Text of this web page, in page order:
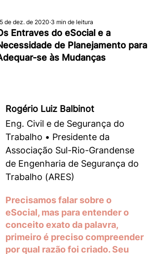
Entraves do eSocial e a
de Planejamento para
se às Mudanças
de dez. de 2020 3 min de leitura
Rogério Luiz Balbinot
Eng. Civil e de Segurança do
Trabalho • Presidente da
Associação Sul-Rio-Grandense
de Engenharia de Segurança do
Trabalho (ARES)
Precisamos falar sobre o
eSocial, mas para entender o
conceito exato da palavra,
primeiro é preciso compreender
por qual razão foi criado. Seu